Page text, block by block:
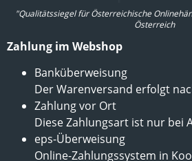
"Qualitätssiegel für Österreichische
Österreich
Zahlung im Webshop
Banküberweisung
Der Warenversand erfolgt
Zahlung vor Ort
Diese Zahlungsart ist nur bei
eps-Überweisung
Online-Zahlungssystem in